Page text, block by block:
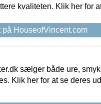
kvaliteten. Klik her for
på HouseofVincent.com
sælger både ure,
Klik her for at se deres